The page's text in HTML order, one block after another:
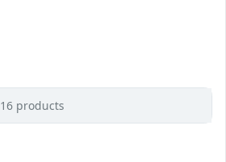
16 products